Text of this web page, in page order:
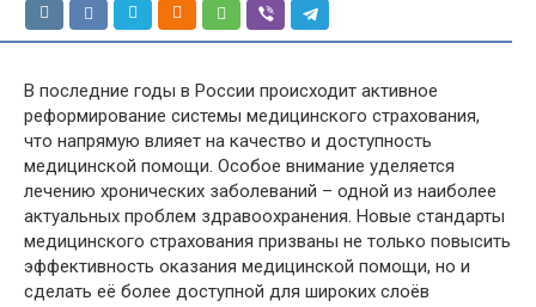
В последние годы в России происходит активное
реформирование системы медицинского страхования,
что напрямую влияет на качество и доступность
медицинской помощи. Особое внимание уделяется
лечению хронических заболеваний – одной из наиболее
актуальных проблем здравоохранения. Новые стандарты
медицинского страхования призваны не только повысить
эффективность оказания медицинской помощи, но и
сделать её более доступной для широких слоёв